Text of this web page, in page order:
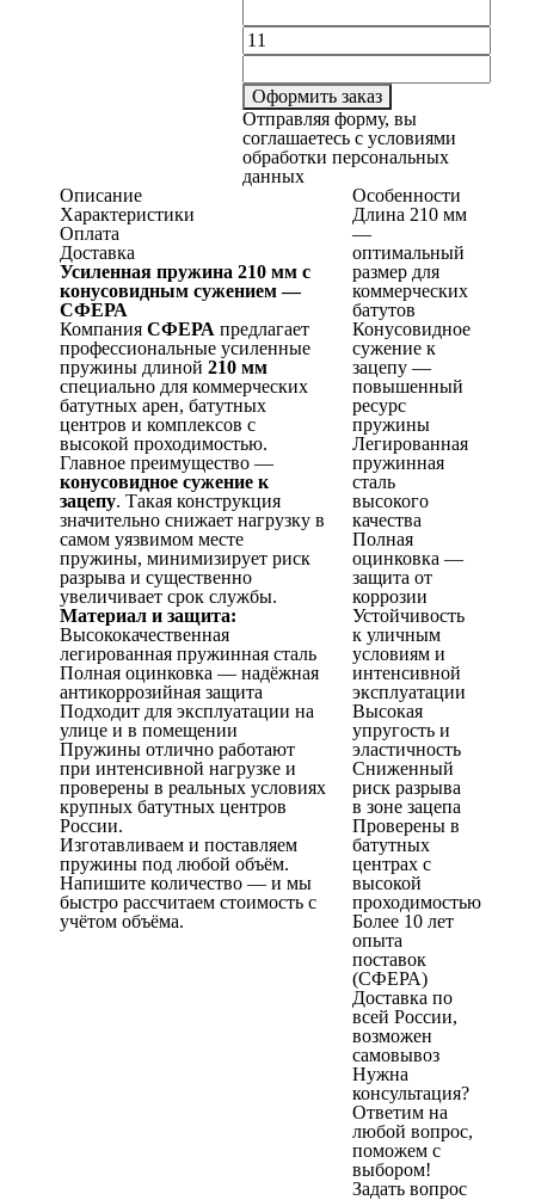
Оформить заказ
Отправляя форму, вы
соглашаетесь с условиями
обработки персональных
данных
Описание
Характеристики
Оплата
Доставка
Усиленная пружина 210 мм с
конусовидным сужением —
СФЕРА
Компания СФЕРА предлагает
профессиональные усиленные
пружины длиной 210 мм
специально для коммерческих
батутных арен, батутных
центров и комплексов с
высокой проходимостью.
Главное преимущество —
конусовидное сужение к
зацепу. Такая конструкция
значительно снижает нагрузку в
самом уязвимом месте
пружины, минимизирует риск
разрыва и существенно
увеличивает срок службы.
Материал и защита:
Высококачественная
легированная пружинная сталь
Полная оцинковка — надёжная
антикоррозийная защита
Подходит для эксплуатации на
улице и в помещении
Пружины отлично работают
при интенсивной нагрузке и
проверены в реальных условиях
крупных батутных центров
России.
Изготавливаем и поставляем
пружины под любой объём.
Напишите количество — и мы
быстро рассчитаем стоимость с
учётом объёма.
Особенности
Длина 210 мм
—
оптимальный
размер для
коммерческих
батутов
Конусовидное
сужение к
зацепу —
повышенный
ресурс
пружины
Легированная
пружинная
сталь
высокого
качества
Полная
оцинковка —
защита от
коррозии
Устойчивость
к уличным
условиям и
интенсивной
эксплуатации
Высокая
упругость и
эластичность
Сниженный
риск разрыва
в зоне зацепа
Проверены в
батутных
центрах с
высокой
проходимостью
Более 10 лет
опыта
поставок
(СФЕРА)
Доставка по
всей России,
возможен
самовывоз
Нужна
консультация?
Ответим на
любой вопрос,
поможем с
выбором!
Задать вопрос